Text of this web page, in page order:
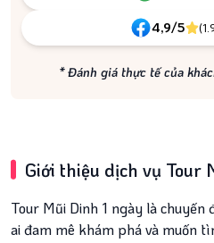
Vé tham quan Vé
Du thuyền
4,9/5
* Đánh giá thực tế của
Giới thiệu dịch vụ Tour
Tour Mũi Dinh 1 ngày là
ai đam mê khám phá và muốn